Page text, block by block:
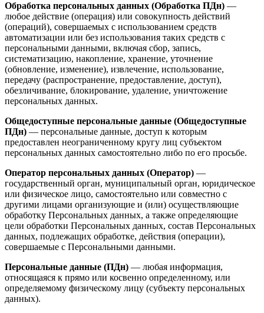
Обработка персональных данных (Обработка ПДн) —
любое действие (операция) или совокупность действий
(операций), совершаемых с использованием средств
автоматизации или без использования таких средств с
персональными данными, включая сбор, запись,
систематизацию, накопление, хранение, уточнение
(обновление, изменение), извлечение, использование,
передачу (распространение, предоставление, доступ),
обезличивание, блокирование, удаление, уничтожение
персональных данных.
Общедоступные персональные данные (Общедоступные
ПДн) — персональные данные, доступ к которым
предоставлен неограниченному кругу лиц субъектом
персональных данных самостоятельно либо по его просьбе.
Оператор персональных данных (Оператор) —
государственный орган, муниципальный орган, юридическое
или физическое лицо, самостоятельно или совместно с
другими лицами организующие и (или) осуществляющие
обработку Персональных данных, а также определяющие
цели обработки Персональных данных, состав Персональных
данных, подлежащих обработке, действия (операции),
совершаемые с Персональными данными.
Персональные данные (ПДн) — любая информация,
относящаяся к прямо или косвенно определенному, или
определяемому физическому лицу (субъекту персональных
данных).